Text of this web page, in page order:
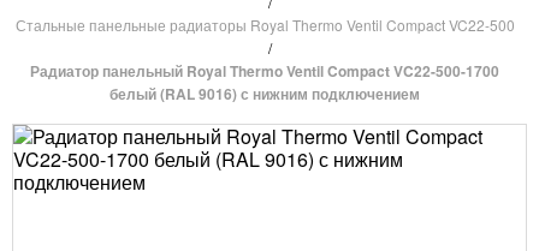
Стальные панельные радиаторы Royal Thermo Ventil Compact VC22-500
/
Радиатор панельный Royal Thermo Ventil Compact VC22-500-1700
белый (RAL 9016) с нижним подключением